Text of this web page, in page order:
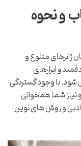
و نحوه
ژانرهای متنوع و
و ابزارهای
با وجود گستردگی
نیاز شما همخوانی
ادبی و روش های نوین